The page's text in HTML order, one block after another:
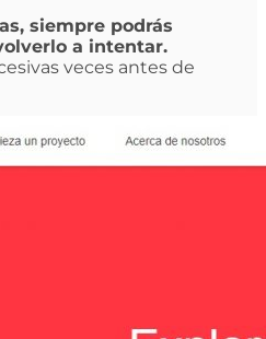
siempre podrás
a intentar.
veces antes de